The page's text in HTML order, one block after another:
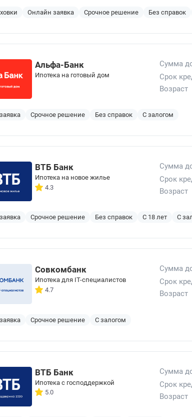
Онлайн заявка Срочное решение Без справок
Альфа-Банк
Ипотека на готовый дом
Сумма
Срок
Возраст
Срочное решение Без справок С залогом
ВТБ Банк
Ипотека на новое жилье
4.3
Сумма
Срок
Возраст
Срочное решение Без справок С 18 лет С
Совкомбанк
Ипотека для IT-специалистов
4.7
Сумма
Срок
Возраст
Срочное решение С залогом
ВТБ Банк
Ипотека с господдержкой
5.0
Сумма
Срок
Возраст